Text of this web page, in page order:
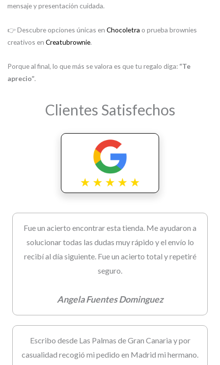
mensaje y presentación cuidada.
👉 Descubre opciones únicas en Chocoletra o prueba brownies
creativos en Creatubrownie.
Porque al final, lo que más se valora es que tu regalo diga: “Te
aprecio”.
Clientes Satisfechos
Fue un acierto encontrar esta tienda. Me ayudaron a
solucionar todas las dudas muy rápido y el envío lo
recibí al día siguiente. Fue un acierto total y repetiré
seguro.
Angela Fuentes Dominguez
Escribo desde Las Palmas de Gran Canaria y por
casualidad recogió mi pedido en Madrid mi hermano.